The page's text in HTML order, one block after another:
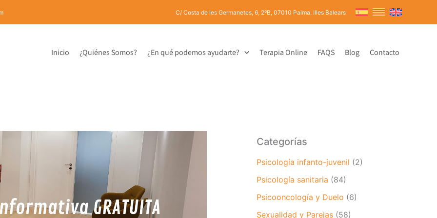
C/ Costa de les Germanetes, 6, 2ºB, 07010 Palma, Illes Balears
Inicio ¿Quiénes Somos? ¿En qué podemos ayudarte? Terapia Online FAQS Blog Contacto
Categorías
Psicología infanto-juvenil (2)
Psicología sanitaria (84)
Psicooncología y Duelo (6)
Sexualidad y Parejas (58)